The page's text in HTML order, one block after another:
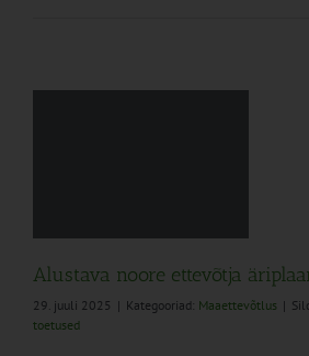
Alustava noore ettevõtja
29. juuli 2025 | Kategooriad: Maaettevõtlus |
toetused